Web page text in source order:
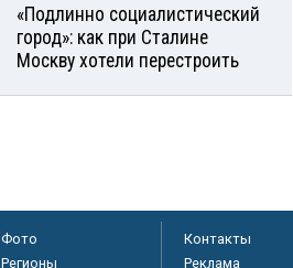
«Подлинно социалистический
город»: как при Сталине
Москву хотели перестроить
Фото
Регионы
Контакты
Реклама